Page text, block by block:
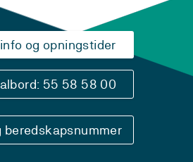
og opningstider
55 58 58 00
beredskapsnummer